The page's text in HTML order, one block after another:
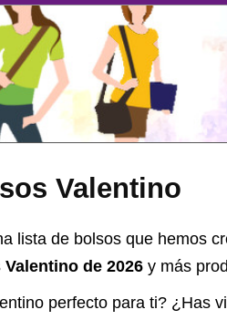
Valentino
lista de bolsos que hemos
de 2026 y más
perfecto para ti? ¿Has